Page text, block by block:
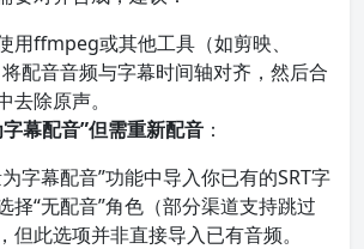
用ffmpeg或其他工具（如剪映、
配音音频与字幕时间轴对齐，然后合
去除原声。
幕配音”但需重新配音 ：
字幕配音”功能中导入你已有的SRT字
择“无配音”角色（部分渠道支持跳过
但此选项并非直接导入已有音频。